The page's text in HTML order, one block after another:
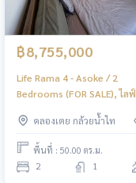
฿8,755,000
Life Rama 4 - Asoke / 2
Bedrooms (FOR SALE), ไลฟ์
พระราม 4 - อโศก / 2 ห้องนอน
(ขาย) NES001
คลองเตย กล้วยน้ำไท
พื้นที่ : 50.00 ตร.ม.
2 1